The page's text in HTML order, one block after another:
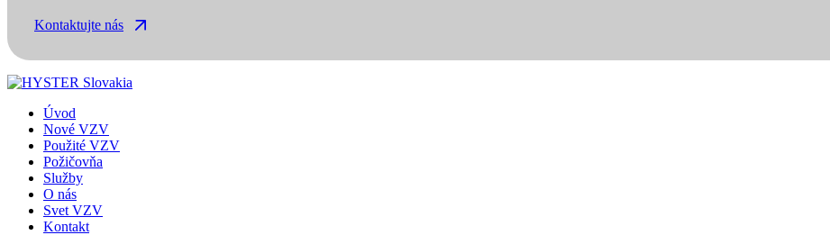
Kontaktujte nás
Úvod
Nové VZV
Použité VZV
Požičovňa
Služby
O nás
Svet VZV
Kontakt